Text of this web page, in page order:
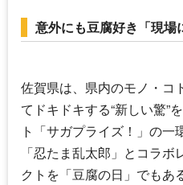
意外にも豆腐好き「現場
佐賀県は、県内のモノ・コ
てドキドキする“新しい驚”
ト「サガプライズ！」の一
「忍たま乱太郎」とコラ
クトを「豆腐の日」でもあ